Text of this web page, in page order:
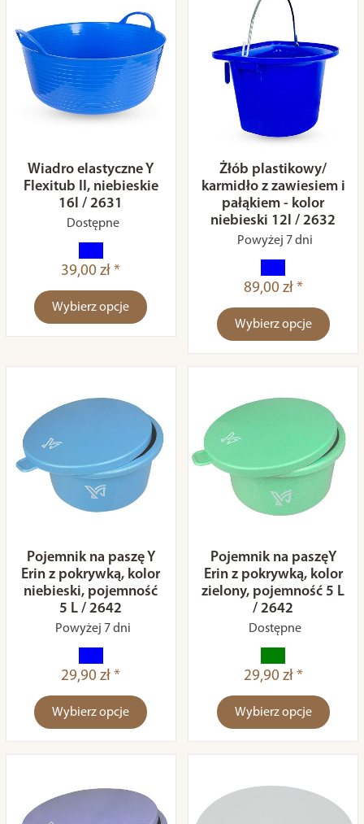
Wiadro elastyczne Y
Flexitub II, niebieskie
16l / 2631
Dostępne
39,00 zł *
Wybierz opcje
Żłób plastikowy/
karmidło z zawiesiem i
pałąkiem - kolor
niebieski 12l / 2632
Powyżej 7 dni
89,00 zł *
Wybierz opcje
Pojemnik na paszę Y
Erin z pokrywką, kolor
niebieski, pojemność
5 L / 2642
Powyżej 7 dni
29,90 zł *
Wybierz opcje
Pojemnik na paszęY
Erin z pokrywką, kolor
zielony, pojemność 5 L
/ 2642
Dostępne
29,90 zł *
Wybierz opcje